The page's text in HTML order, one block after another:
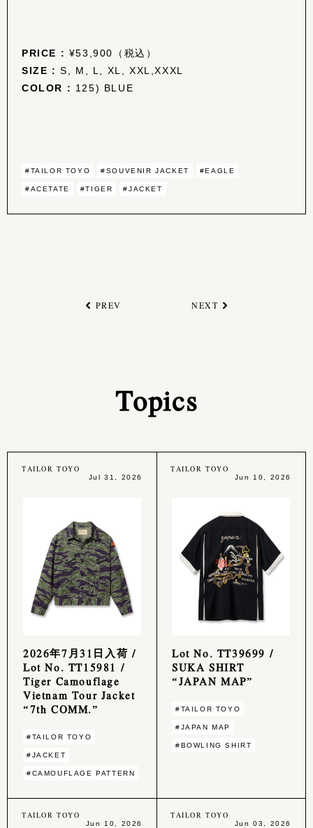
PRICE : ¥53,900（税込）
SIZE : S, M, L, XL, XXL,XXXL
COLOR : 125) BLUE
#TAILOR TOYO #SOUVENIR JACKET #EAGLE
#ACETATE #TIGER #JACKET
PREV NEXT
Topics
TAILOR TOYO
Jul 31, 2026
2026年7月31日入荷 /
Lot No. TT15981 /
Tiger Camouflage
Vietnam Tour Jacket
“7th COMM.”
#TAILOR TOYO
#JACKET
#CAMOUFLAGE PATTERN
TAILOR TOYO
Jun 10, 2026
Lot No. TT39699 /
SUKA SHIRT
“JAPAN MAP”
#TAILOR TOYO
#JAPAN MAP
#BOWLING SHIRT
TAILOR TOYO
Jun 10, 2026
TAILOR TOYO
Jun 03, 2026